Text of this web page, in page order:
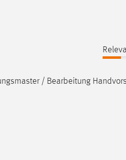
/ Bearbeitung